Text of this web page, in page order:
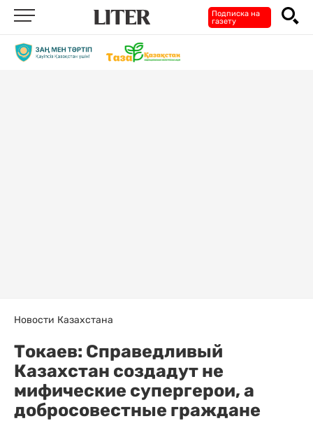
Подписка на
газету
Новости Казахстана
Токаев: Справедливый
Казахстан создадут не
мифические супергерои, а
добросовестные граждане